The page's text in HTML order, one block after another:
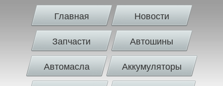
Главная Новости
Запчасти Автошины
Автомасла Аккумуляторы